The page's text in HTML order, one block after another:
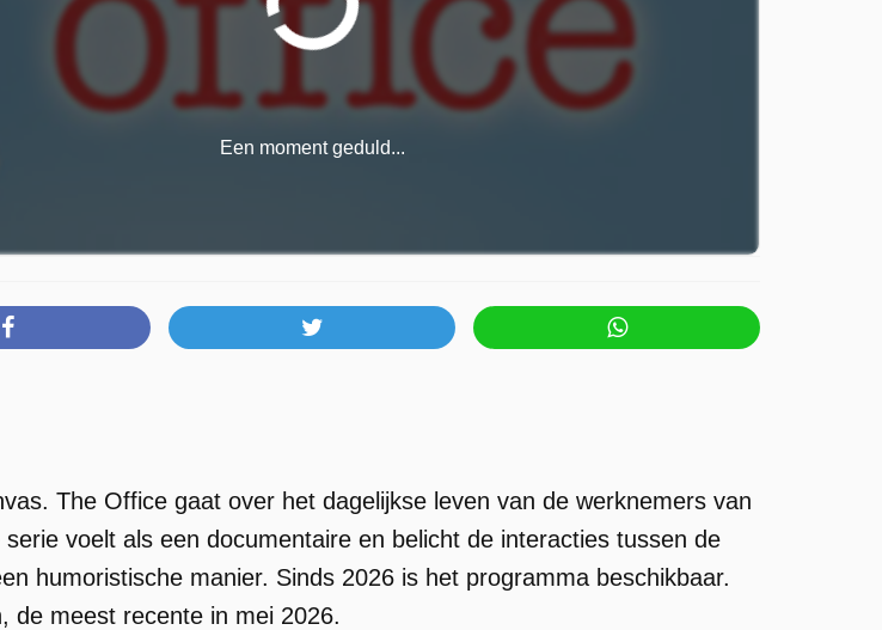
Een moment geduld...
The Office gaat over het dagelijkse leven van de werknemers van
voelt als een documentaire en belicht de interacties tussen de
humoristische manier. Sinds 2026 is het programma beschikbaar.
de meest recente in mei 2026.